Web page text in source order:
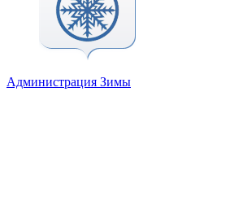
Администрация Зимы